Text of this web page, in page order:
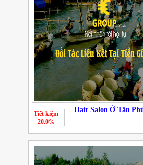
Hair Salon Ở Tân
Tiết kiệm
20.0%